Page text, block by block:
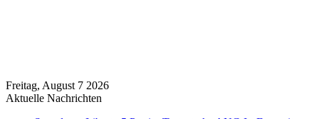
Freitag, August 7 2026
Aktuelle Nachrichten